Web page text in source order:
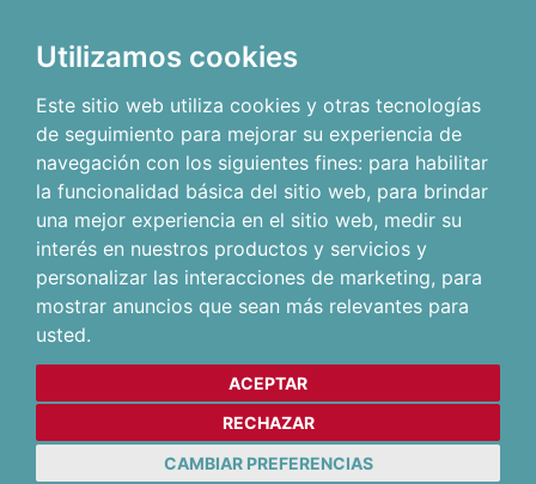
Utilizamos cookies
Este sitio web utiliza cookies y otras tecnologías
de seguimiento para mejorar su experiencia de
navegación con los siguientes fines: para habilitar
la funcionalidad básica del sitio web, para brindar
una mejor experiencia en el sitio web, medir su
interés en nuestros productos y servicios y
personalizar las interacciones de marketing, para
mostrar anuncios que sean más relevantes para
usted.
ACEPTAR
RECHAZAR
CAMBIAR PREFERENCIAS